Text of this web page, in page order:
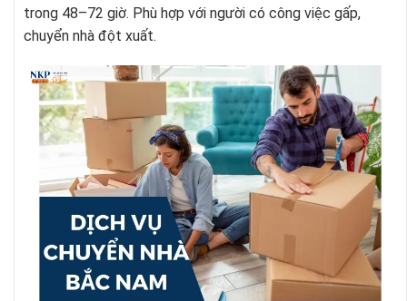
trong 48–72 giờ. Phù hợp với người có công việc gấp,
chuyển nhà đột xuất.